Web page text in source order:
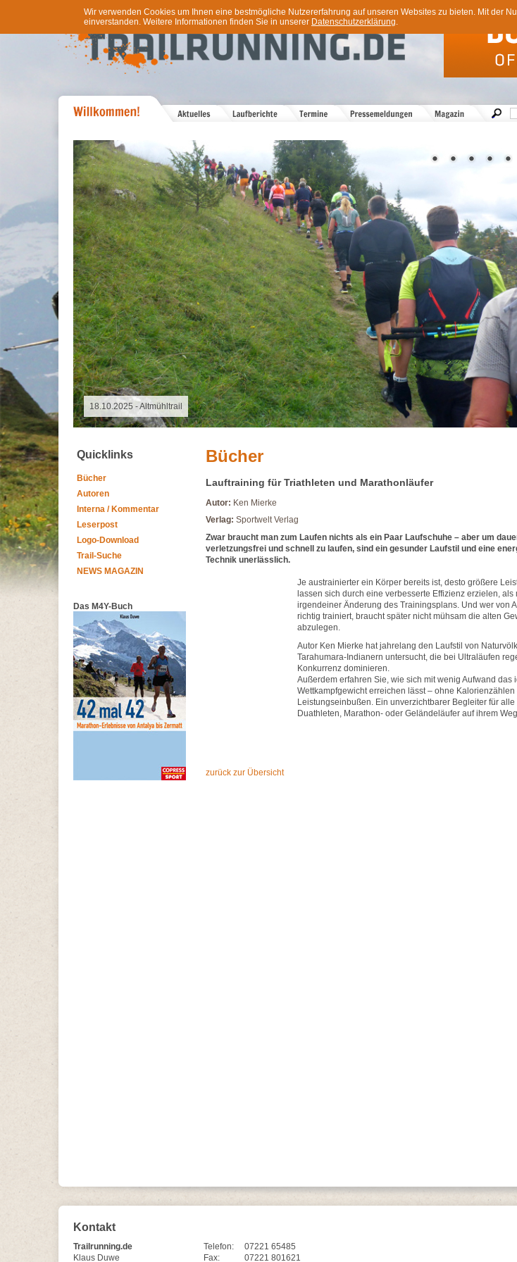
Wir verwenden Cookies um Ihnen eine bestmögliche Nutzererfahrung auf unseren Websites zu bieten. Mit der
einverstanden. Weitere Informationen finden Sie in unserer Datenschutzerklärung.
08.08.2026 - Special Event
Quicklinks
Bücher
Autoren
Interna / Kommentar
Leserpost
Logo-Download
Trail-Suche
NEWS MAGAZIN
Das M4Y-Buch
Bücher
Lauftraining für Triathleten und Marathonläufer
Autor: Ken Mierke
Verlag: Sportwelt Verlag
Zwar braucht man zum Laufen nichts als ein Paar Laufschuhe – aber um
verletzungsfrei und schnell zu laufen, sind ein gesunder Laufstil und eine
Technik unerlässlich.
Je austrainierter ein Körper bereits ist, desto größere
lassen sich durch eine verbesserte Effizienz erzielen, als
irgendeiner Änderung des Trainingsplans. Und wer von
richtig trainiert, braucht später nicht mühsam die alten
abzulegen.
Autor Ken Mierke hat jahrelang den Laufstil von
Tarahumara-Indianern untersucht, die bei Ultraläufen
Konkurrenz dominieren.
Außerdem erfahren Sie, wie sich mit wenig Aufwand das
Wettkampfgewicht erreichen lässt – ohne Kalorienzählen
Leistungseinbußen. Ein unverzichtbarer Begleiter für alle
Duathleten, Marathon- oder Geländeläufer auf ihrem
zurück zur Übersicht
Kontakt
Trailrunning.de
Klaus Duwe
Telefon:
07221 65485
Fax:
07221 801621